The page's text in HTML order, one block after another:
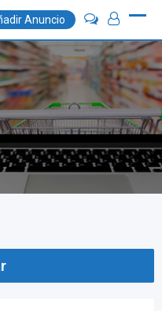
Anuncio